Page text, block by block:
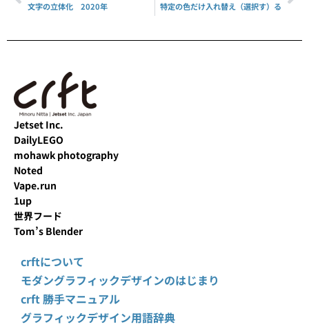
文字の立体化 2020年 特定の色だけ入れ替え（選択す）る
Jetset Inc.
DailyLEGO
mohawk photography
Noted
Vape.run
1up
世界フード
Tom’s Blender
crftについて
モダングラフィックデザインのはじまり
crft 勝手マニュアル
グラフィックデザイン用語辞典